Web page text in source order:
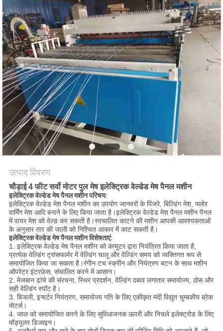
एक
उद्धरण
का
अनुरोध
करें
साइटमैप
PRIVACY
POLICY
उत्पाद विवरण
चौड़ाई 4 फीट सर्वो मोटर पुल मेष इलेक्ट्रिक वेल्डेड मेष पैनल मशीन
इलेक्ट्रिक वेल्डेड मेष पैनल मशीन परिचय:
इलेक्ट्रिक वेल्डेड मेश पैनल मशीन का उपयोग जानवरों के पिंजरे, बिल्डिंग मेश, फ्लोर
वार्मिंग मेश आदि बनाने के लिए किया जाता है।इलेक्ट्रिक वेल्डेड मेश पैनल मशीन पैनल
में वायर मेश को वेल्ड कर सकती है।स्वचालित काटने की मशीन आपकी आवश्यकताओं
के अनुसार तार की जाली को निश्चित आकार में काट सकती है।
इलेक्ट्रिक वेल्डेड मेष पैनल मशीन विशेषताएं:
1. इलेक्ट्रिक वेल्डेड मेष पैनल मशीन को कंप्यूटर द्वारा नियंत्रित किया जाता है,
प्रत्येक वेल्डिंग ट्रांसफार्मर में वेल्डिंग चालू और वेल्डिंग समय को व्यक्तिगत रूप से
समायोजित किया जा सकता है।रंगीन टच स्क्रीन और नियंत्रण बटन के साथ मशीन
ऑपरेटर इंटरफ़ेस, संचालित करने में आसान।
2. मेजबान ढांचे की संरचना, स्थिर प्रदर्शन, वेल्डिंग दबाव लगातार समायोज्य, ठोस और
सही वेल्डिंग स्पॉट है।
3. बिजली, इन्वर्टर नियंत्रण, समायोज्य गति के लिए एकीकृत मंदी विद्युत चुम्बकीय ब्रेक
मोटर्स।
4. जाल को समायोजित करने के लिए सुविधाजनक ऊपरी और निचले इलेक्ट्रोड के लिए
मॉड्यूलर डिजाइन।